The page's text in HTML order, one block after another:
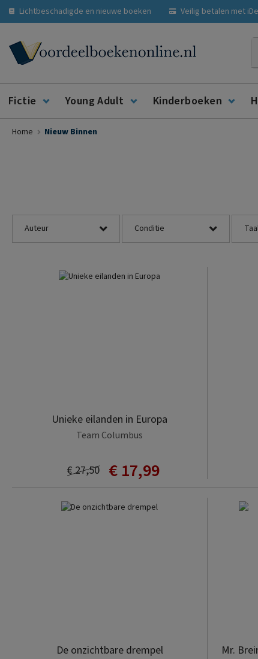
Lichtbeschadigde en nieuwe boeken Veilig betalen met
Fictie Young Adult Kinderboeken
Home Nieuw Binnen
Auteur Conditie
Unieke eilanden in Europa
Team Columbus
€ 17,99
€ 27,50
De onzichtbare drempel Mr.